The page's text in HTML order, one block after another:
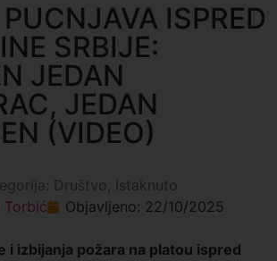
ISPRED
SRBIJE:
JEDAN
JEDAN
(VIDEO)
Društvo , Istaknuto
Torbić Objavljeno: 22/10/2025
i izbijanja požara na platou ispred